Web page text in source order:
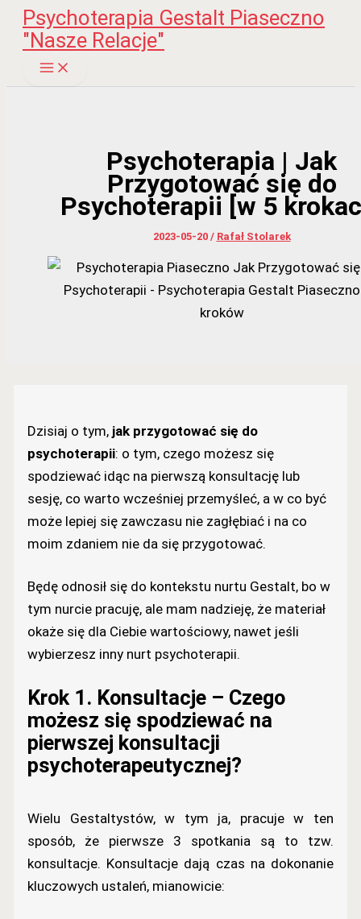
Przejdź
treści
Psychoterapia Gestalt Piaseczno
"Nasze Relacje"
Main
Menu
Psychoterapia | Jak
Przygotować się do
Psychoterapii [w 5
2023-05-20 / Rafał Stolarek
Dzisiaj o tym, jak przygotować się do
psychoterapii: o tym, czego możesz się
spodziewać idąc na pierwszą konsultację lub
sesję, co warto wcześniej przemyśleć, a w co być
może lepiej się zawczasu nie zagłębiać i na co
moim zdaniem nie da się przygotować.
Będę odnosił się do kontekstu nurtu Gestalt, bo w
tym nurcie pracuję, ale mam nadzieję, że materiał
okaże się dla Ciebie wartościowy, nawet jeśli
wybierzesz inny nurt psychoterapii.
Krok 1. Konsultacje – Czego
możesz się spodziewać na
pierwszej konsultacji
psychoterapeutycznej?
Wielu Gestaltystów, w tym ja, pracuje w ten
sposób, że pierwsze 3 spotkania są to tzw.
konsultacje. Konsultacje dają czas na dokonanie
kluczowych ustaleń, mianowicie: